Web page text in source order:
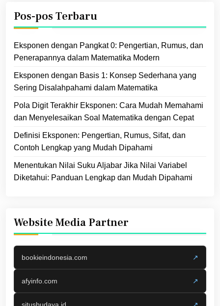
Pos-pos Terbaru
Eksponen dengan Pangkat 0: Pengertian, Rumus, dan
Penerapannya dalam Matematika Modern
Eksponen dengan Basis 1: Konsep Sederhana yang
Sering Disalahpahami dalam Matematika
Pola Digit Terakhir Eksponen: Cara Mudah Memahami
dan Menyelesaikan Soal Matematika dengan Cepat
Definisi Eksponen: Pengertian, Rumus, Sifat, dan
Contoh Lengkap yang Mudah Dipahami
Menentukan Nilai Suku Aljabar Jika Nilai Variabel
Diketahui: Panduan Lengkap dan Mudah Dipahami
Website Media Partner
bookieindonesia.com ↗
afyinfo.com ↗
situsbudaya.id ↗